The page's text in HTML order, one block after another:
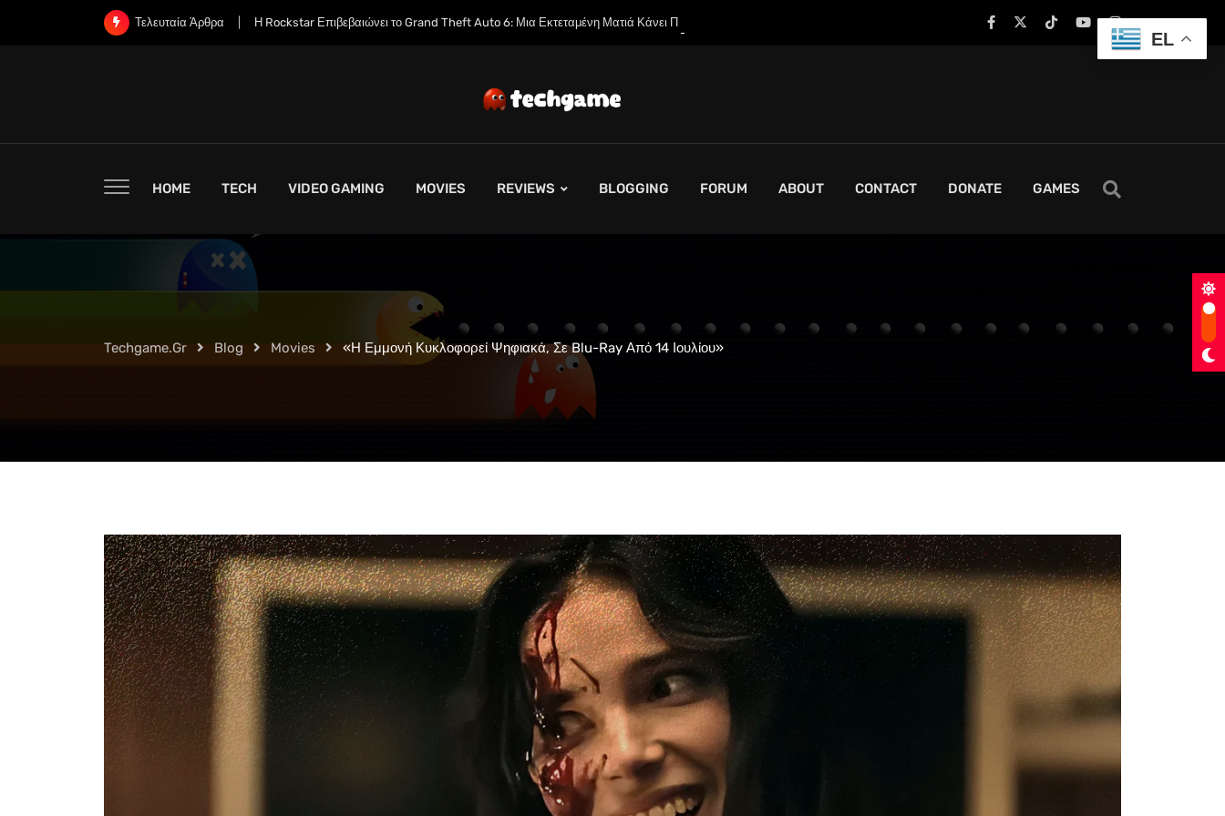
Τελευταία Άρθρα
Η Rockstar Επιβεβαιώνει το Grand Theft Auto 6: Μια Εκτεταμένη Ματιά Κάνει Πρεμιέρα στο Netflix Αυτόν τον Μήνα
HOME TECH VIDEO GAMING MOVIES REVIEWS BLOGGING FORUM ABOUT CONTACT DONATE GAMES
Techgame.gr Blog Movies «Η Εμμονή Κυκλοφορεί Ψηφιακά, Σε Blu-Ray Από 14 Ιουλίου»
EL